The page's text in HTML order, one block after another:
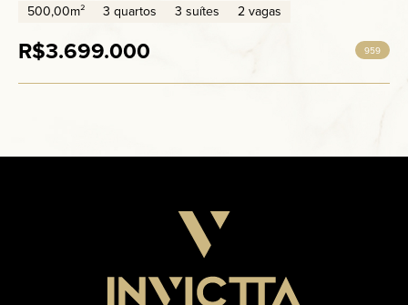
500,00m²
3 quartos 3 suítes 2 vagas
R$3.699.000 959